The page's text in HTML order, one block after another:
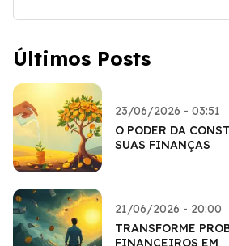
Últimos Posts
23/06/2026 - 03:51
O PODER DA
SUAS FINANÇAS
21/06/2026 - 20:00
TRANSFORME
FINANCEIROS EM